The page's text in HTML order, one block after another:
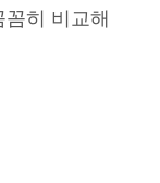
히 비교해